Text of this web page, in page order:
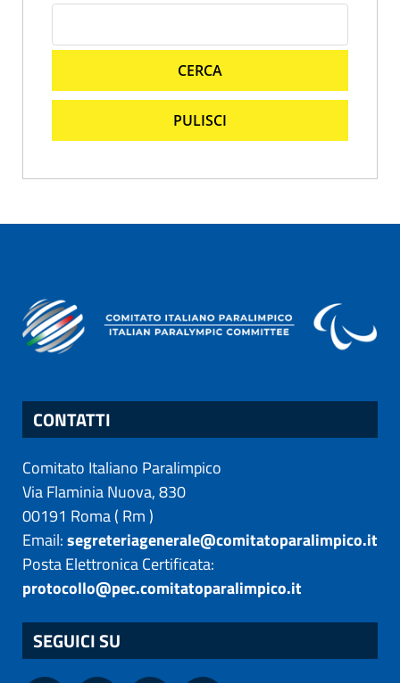
CERCA
PULISCI
CONTATTI
Comitato Italiano Paralimpico
Via Flaminia Nuova, 830
00191 Roma( Rm)
Email:segreteriagenerale@comitatoparalimpico.it
Posta Elettronica Certificata:
protocollo@pec.comitatoparalimpico.it
SEGUICI SU